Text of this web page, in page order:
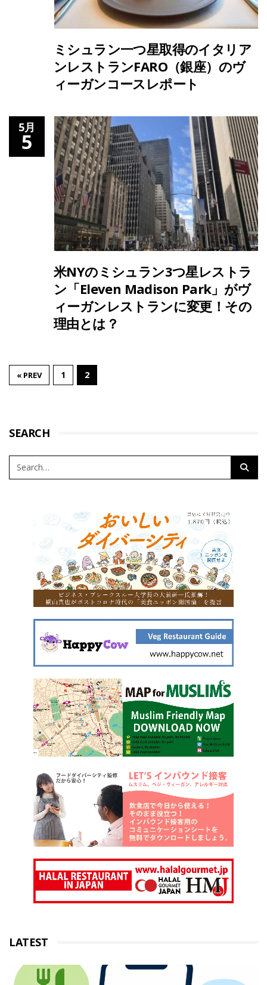
ミシュラン一つ星取得のイタリア
ンレストランFARO（銀座）のヴ
ィーガンコースレポート
5月
5
米NYのミシュラン3つ星レストラ
ン「Eleven Madison Park」がヴ
ィーガンレストランに変更！その
理由とは？
« PREV 1 2
SEARCH
LATEST